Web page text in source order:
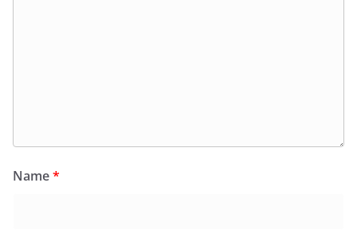
Name*